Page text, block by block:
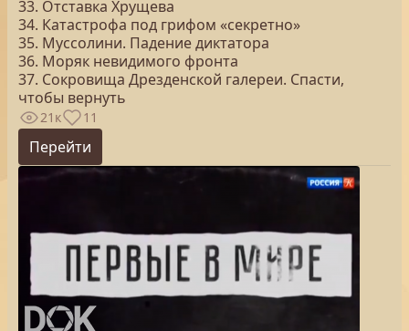
33. Отставка Хрущева
34. Катастрофа под грифом «секретно»
35. Муссолини. Падение диктатора
36. Моряк невидимого фронта
37. Сокровища Дрезденской галереи. Спасти,
чтобы вернуть
21к 11
Перейти